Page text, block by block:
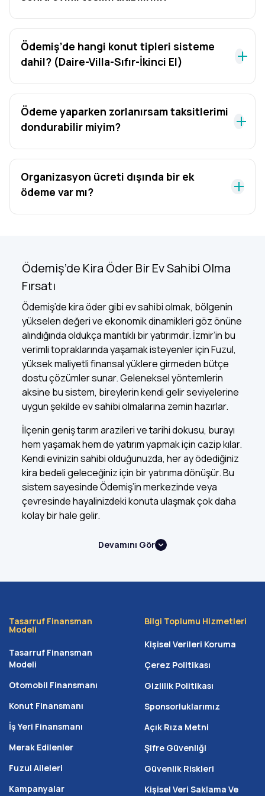
Ödemiş’de hangi konut tipleri sisteme
dahil? (Daire-Villa-Sıfır-İkinci El)
Ödeme yaparken zorlanırsam taksitlerimi
dondurabilir miyim?
Organizasyon ücreti dışında bir ek
ödeme var mı?
Ödemiş’de Kira Öder Bir Ev Sahibi Olma
Fırsatı
Ödemiş’de kira öder gibi ev sahibi olmak, bölgenin
yükselen değeri ve ekonomik dinamikleri göz önüne
alındığında oldukça mantıklı bir yatırımdır. İzmir’in bu
verimli topraklarında yaşamak isteyenler için Fuzul,
yüksek maliyetli finansal yüklere girmeden bütçe
dostu çözümler sunar. Geleneksel yöntemlerin
aksine bu sistem, bireylerin kendi gelir seviyelerine
uygun şekilde ev sahibi olmalarına zemin hazırlar.
İlçenin geniş tarım arazileri ve tarihi dokusu, burayı
hem yaşamak hem de yatırım yapmak için cazip kılar.
Kendi evinizin sahibi olduğunuzda, her ay ödediğiniz
kira bedeli geleceğiniz için bir yatırıma dönüşür. Bu
sistem sayesinde Ödemiş’in merkezinde veya
çevresinde hayalinizdeki konuta ulaşmak çok daha
kolay bir hale gelir.
Neden Peşinatsız Ev Alma Yöntemini
hayallerini ertelemesini engelleyen
finansal bir modeldir. Birçok kişi ev sahibi
olmak için yıllarca birikim yapmaya
çalışırken artan konut fiyatları nedeniyle
hedefine ulaşmakta zorlanır. Peşinat
zorunluluğu kalktığında, tasarruf etmeye
hemen başlayarak ev sahibi olma sürecinizi
Konut fiyat artışlarından etkilenmeden sisteme dahil
Devamını Gör
Tasarruf Finansman
Modeli
Tasarruf Finansman
Modeli
Otomobil Finansmanı
Konut Finansmanı
İş Yeri Finansmanı
Merak Edilenler
Fuzul Aileleri
Kampanyalar
Bilgi Toplumu Hizmetleri
Kişisel Verileri Koruma
Çerez Politikası
Gizlilik Politikası
Sponsorluklarımız
Açık Rıza Metni
Şifre Güvenliği
Güvenlik Riskleri
Kişisel Veri Saklama Ve